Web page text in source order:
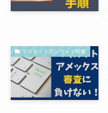
マリオットボンヴォイ特集